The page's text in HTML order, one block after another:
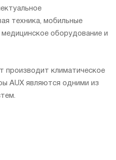
техника, мобильные
оборудование и
производит климатическое
AUX являются одними из